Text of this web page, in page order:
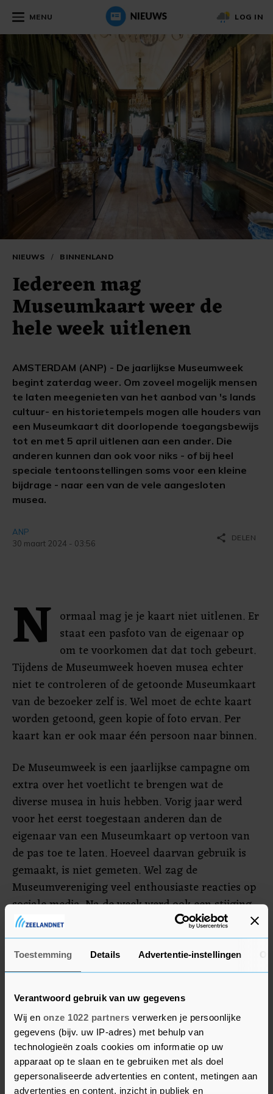
Toestemming Details Advertentie-instellingen
Verantwoord gebruik van uw gegevens
Wij en onze 1022 partners verwerken je persoonlijke
gegevens (bijv. uw IP-adres) met behulp van
technologieën zoals cookies om informatie op uw
apparaat op te slaan en te gebruiken met als doel
gepersonaliseerde advertenties en content, metingen aan
advertenties en content, inzicht in publiek en
MENU LOG IN
NIEUWS / BINNENLAND
Iedereen mag
Museumkaart weer de
hele week uitlenen
AMSTERDAM (ANP) - De jaarlijkse Museumweek
begint zaterdag weer. Om zoveel mogelijk mensen
te laten meegenieten van het aanbod van 's lands
cultuur- en historietempels mogen alle houders van
een Museumkaart dit doorlopende toegangsbewijs
tot en met 5 april uitlenen aan een ander. Die
anderen kunnen dan ook voor niks - of bij heel
speciale tentoonstellingen soms voor een kleine
bijdrage - naar een van de vele aangesloten
musea.
ANP
30 maart 2024 - 03:56
share DELEN
N ormaal mag je je kaart niet uitlenen. Er
staat een pasfoto van de eigenaar op
om te voorkomen dat dat toch gebeurt.
Tijdens de Museumweek hoeven musea echter
niet te controleren of de getoonde Museumkaart
van de bezoeker zelf is. Wel moet de echte kaart
worden getoond, geen kopie of foto ervan. Per
kaart kan er ook maar één persoon naar binnen.
De Museumweek is een jaarlijkse campagne om
extra over het voetlicht te brengen wat de
diverse musea in huis hebben. Vorig jaar werd
voor het eerst toegestaan anderen dan de
eigenaar van een Museumkaart op vertoon van
de pas toe te laten. Hoeveel daarvan gebruik is
gemaakt, is niet gemeten. Wel zag de
Museumvereniging veel enthousiaste reacties op
sociale media. Na de week werd ook een stijging
in de verkoop van het aantal nieuwe kaarten
gezien.
Het geld dat de ongeveer 1,5 miljoen houders van
jaarlijks verdeeld onder de deelnemende musea.
Niet elk museum is met de kaart te bezoeken.